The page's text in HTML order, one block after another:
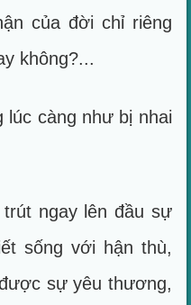
của đời chỉ riêng
không?...
lúc càng như bị nhai
ngay lên đầu sự
sống với hận thù,
sự yêu thương,